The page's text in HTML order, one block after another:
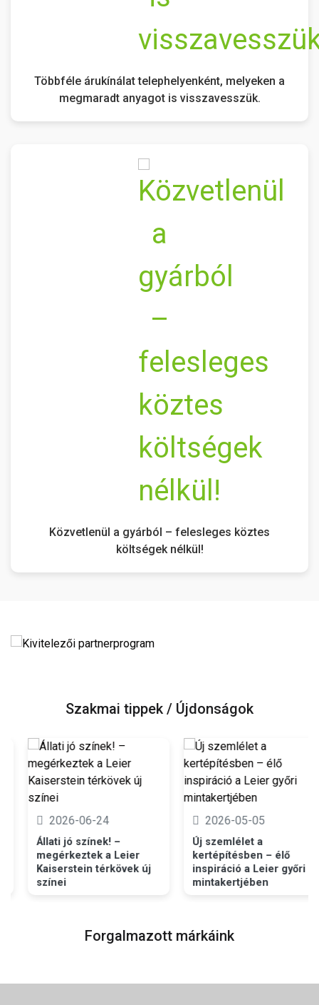
Többféle árukínálat telephelyenként, melyeken a
megmaradt anyagot is visszavesszük.
Közvetlenül a gyárból – felesleges köztes
költségek nélkül!
Szakmai tippek / Újdonságok
2026-06-24
Állati jó színek! –
megérkeztek a Leier
Kaiserstein térkövek új
színei
2026-05-05
Új szemlélet a
kertépítésben – élő
inspiráció a Leier győri
mintakertjében
Forgalmazott márkáink